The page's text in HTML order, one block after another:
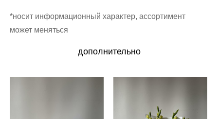
*носит информационный характер, ассортимент
может меняться
дополнительно